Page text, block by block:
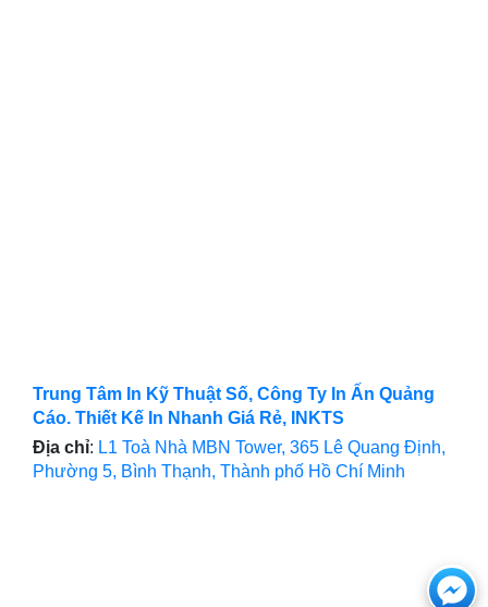
Trung Tâm In Kỹ Thuật Số, Công Ty In Ấn Quảng
Cáo. Thiết Kế In Nhanh Giá Rẻ, INKTS
Địa chỉ: L1 Toà Nhà MBN Tower, 365 Lê Quang Định,
Phường 5, Bình Thạnh, Thành phố Hồ Chí Minh